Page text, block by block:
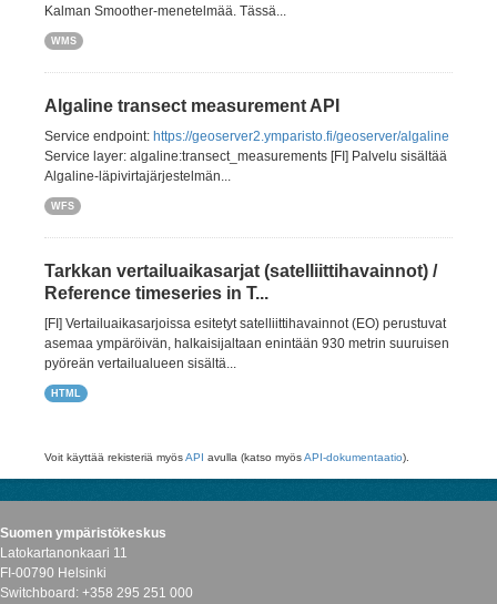
Kalman Smoother-menetelmää. Tässä...
WMS
Algaline transect measurement API
Service endpoint: https://geoserver2.ymparisto.fi/geoserver/algaline
Service layer: algaline:transect_measurements [FI] Palvelu sisältää
Algaline-läpivirtajärjestelmän...
WFS
Tarkkan vertailuaikasarjat (satelliittihavainnot) /
Reference timeseries in T...
[FI] Vertailuaikasarjoissa esitetyt satelliittihavainnot (EO) perustuvat
asemaa ympäröivän, halkaisijaltaan enintään 930 metrin suuruisen
pyöreän vertailualueen sisältä...
HTML
Voit käyttää rekisteriä myösAPI avulla (katso myösAPI-dokumentaatio).
Suomen ympäristökeskus
Latokartanonkaari 11
FI-00790 Helsinki
Switchboard: +358 295 251 000